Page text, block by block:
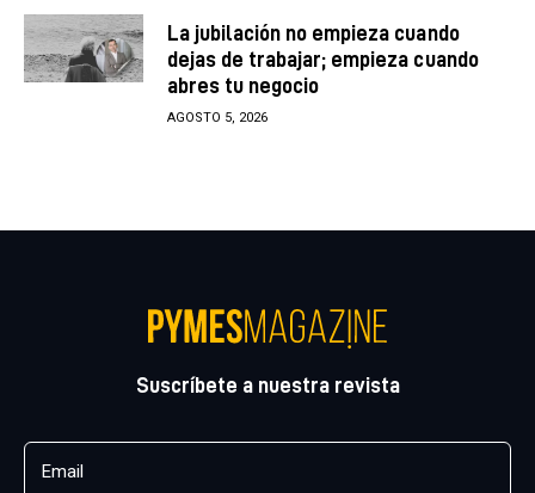
La jubilación no empieza cuando
dejas de trabajar; empieza cuando
abres tu negocio
AGOSTO 5, 2026
Suscríbete a nuestra revista